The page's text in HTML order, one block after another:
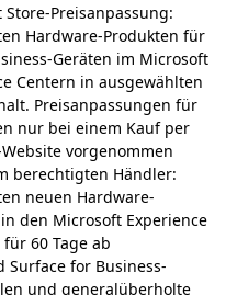
Store-Preisanpassung:
Hardware-Produkten für
Geräten im Microsoft
Centern in ausgewählten
Preisanpassungen für
nur bei einem Kauf per
vorgenommen
berechtigten Händler:
neuen Hardware-
den Microsoft Experience
60 Tage ab
Surface for Business-
und generalüberholte